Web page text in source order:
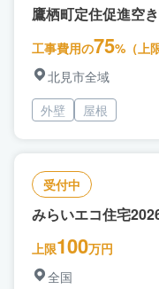
鷹栖町定住促進空
工事費用の75%（上
北見市全域
外壁
屋根
受付中
みらいエコ住宅
上限100万円
全国